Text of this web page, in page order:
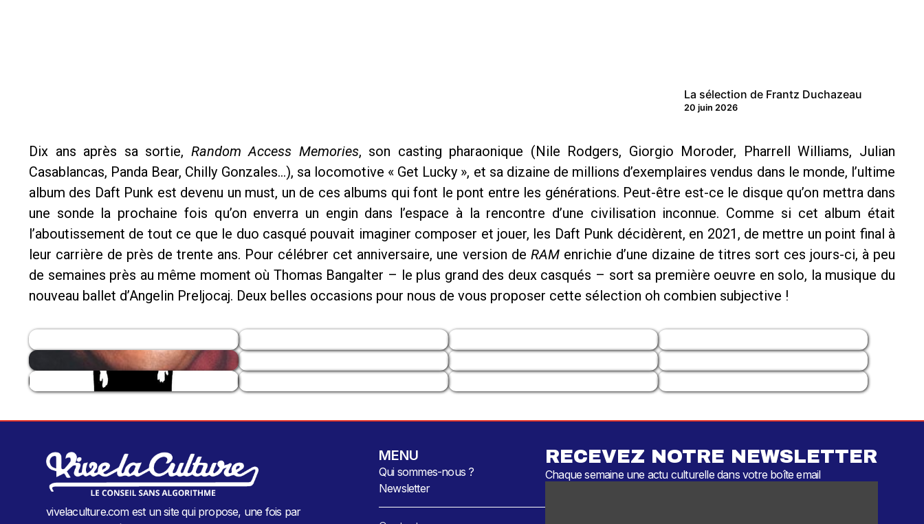
La sélection de Frantz Duchazeau
20 juin 2026
Dix ans après sa sortie, Random Access Memories, son casting pharaonique (Nile Rodgers, Giorgio Moroder, Pharrell Williams, Julian
Casablancas, Panda Bear, Chilly Gonzales…), sa locomotive « Get Lucky », et sa dizaine de millions d’exemplaires vendus dans le monde, l’ultime
album des Daft Punk est devenu un must, un de ces albums qui font le pont entre les générations. Peut-être est-ce le disque qu’on mettra dans
une sonde la prochaine fois qu’on enverra un engin dans l’espace à la rencontre d’une civilisation inconnue. Comme si cet album était
l’aboutissement de tout ce que le duo casqué pouvait imaginer composer et jouer, les Daft Punk décidèrent, en 2021, de mettre un point final à
leur carrière de près de trente ans. Pour célébrer cet anniversaire, une version de RAMenrichie d’une dizaine de titres sort ces jours-ci, à peu
de semaines près au même moment où Thomas Bangalter – le plus grand des deux casqués – sort sa première oeuvre en solo, la musique du
nouveau ballet d’Angelin Preljocaj. Deux belles occasions pour nous de vous proposer cette sélection oh combien subjective !
vivelaculture.com est un site qui propose, une fois par
MENU
Qui sommes-nous ?
Newsletter
RECEVEZ NOTRE NEWSLETTER
Chaque semaine une actu culturelle dans votre boîte email